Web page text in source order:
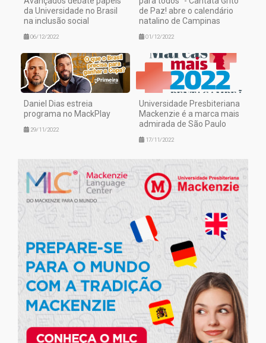
da Universidade no Brasil
na inclusão social
06/12/2022
de Paz! abre o calendário
natalino de Campinas
01/12/2022
Daniel Dias estreia
programa no MackPlay
29/11/2022
Universidade Presbiteriana
Mackenzie é a marca mais
admirada de São Paulo
17/11/2022